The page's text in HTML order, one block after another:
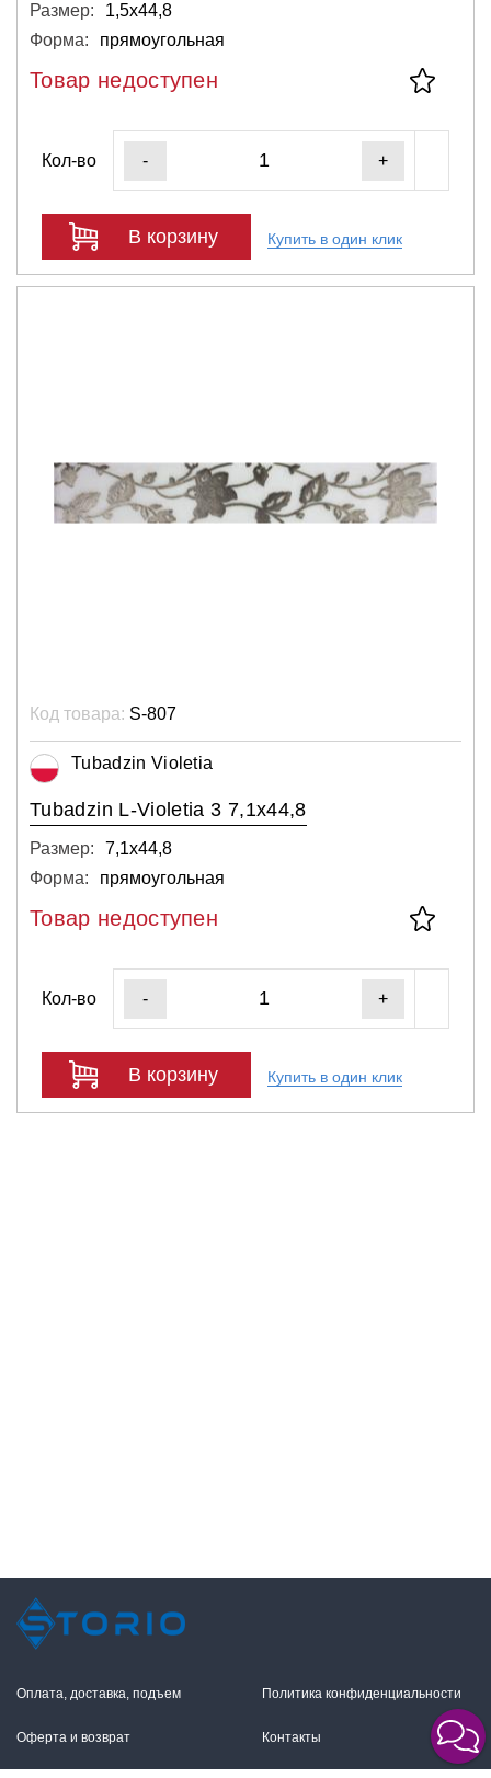
Размер:
1,5х44,8
Форма:
прямоугольная
Товар недоступен
Кол-во - +
В корзину Купить в один клик
Код товара: S-807
Tubadzin Violetia
Tubadzin L-Violetia 3 7,1x44,8
Размер:
7,1х44,8
Форма:
прямоугольная
Товар недоступен
Кол-во - +
В корзину Купить в один клик
Оплата, доставка, подъем
Оферта и возврат
Политика конфиденциальности
Контакты